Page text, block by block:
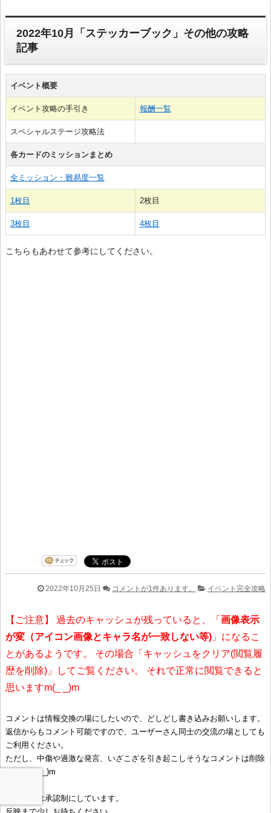
2022年10月「ステッカーブック」その他の攻略
記事
イベント概要
イベント攻略の手引き 報酬一覧
スペシャルステージ攻略法
各カードのミッションまとめ
全ミッション・難易度一覧
1枚目 2枚目
3枚目 4枚目
こちらもあわせて参考にしてください。
2022年10月25日 コメントが1件あります。 イベント完全攻略
【ご注意】 過去のキャッシュが残っていると、「 画像表示
が変（アイコン画像とキャラ名が一致しない等) 」になるこ
とがあるようです。 その場合「キャッシュをクリア(閲覧履
歴を削除)」してご覧ください。 それで正常に閲覧できると
思いますm(_ _)m
コメントは情報交換の場にしたいので、どしどし書き込みお願いします。
返信からもコメント可能ですので、ユーザーさん同士の交流の場としても
ご利用ください。
ただし、中傷や過激な発言、いざこざを引き起こしそうなコメントは削除
しますm(__)m
コメントは承認制にしています。